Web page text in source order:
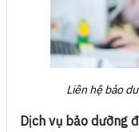
Liên hệ bảo
Dịch vụ bảo dưỡng